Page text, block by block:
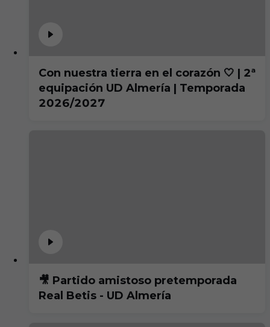
Con nuestra tierra en el corazón 🤍 | 2ª
equipación UD Almería | Temporada
2026/2027
🎥 Partido amistoso pretemporada
Real Betis - UD Almería